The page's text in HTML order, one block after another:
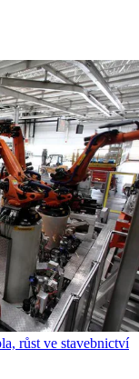
růst ve stavebnictví